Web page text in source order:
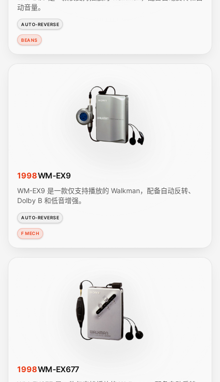
动音量。
AUTO-REVERSE
BEANS
1998WM-EX9
WM-EX9 是一款仅支持播放的 Walkman，配备自动反转、
Dolby B 和低音增强。
AUTO-REVERSE
F MECH
1998WM-EX677